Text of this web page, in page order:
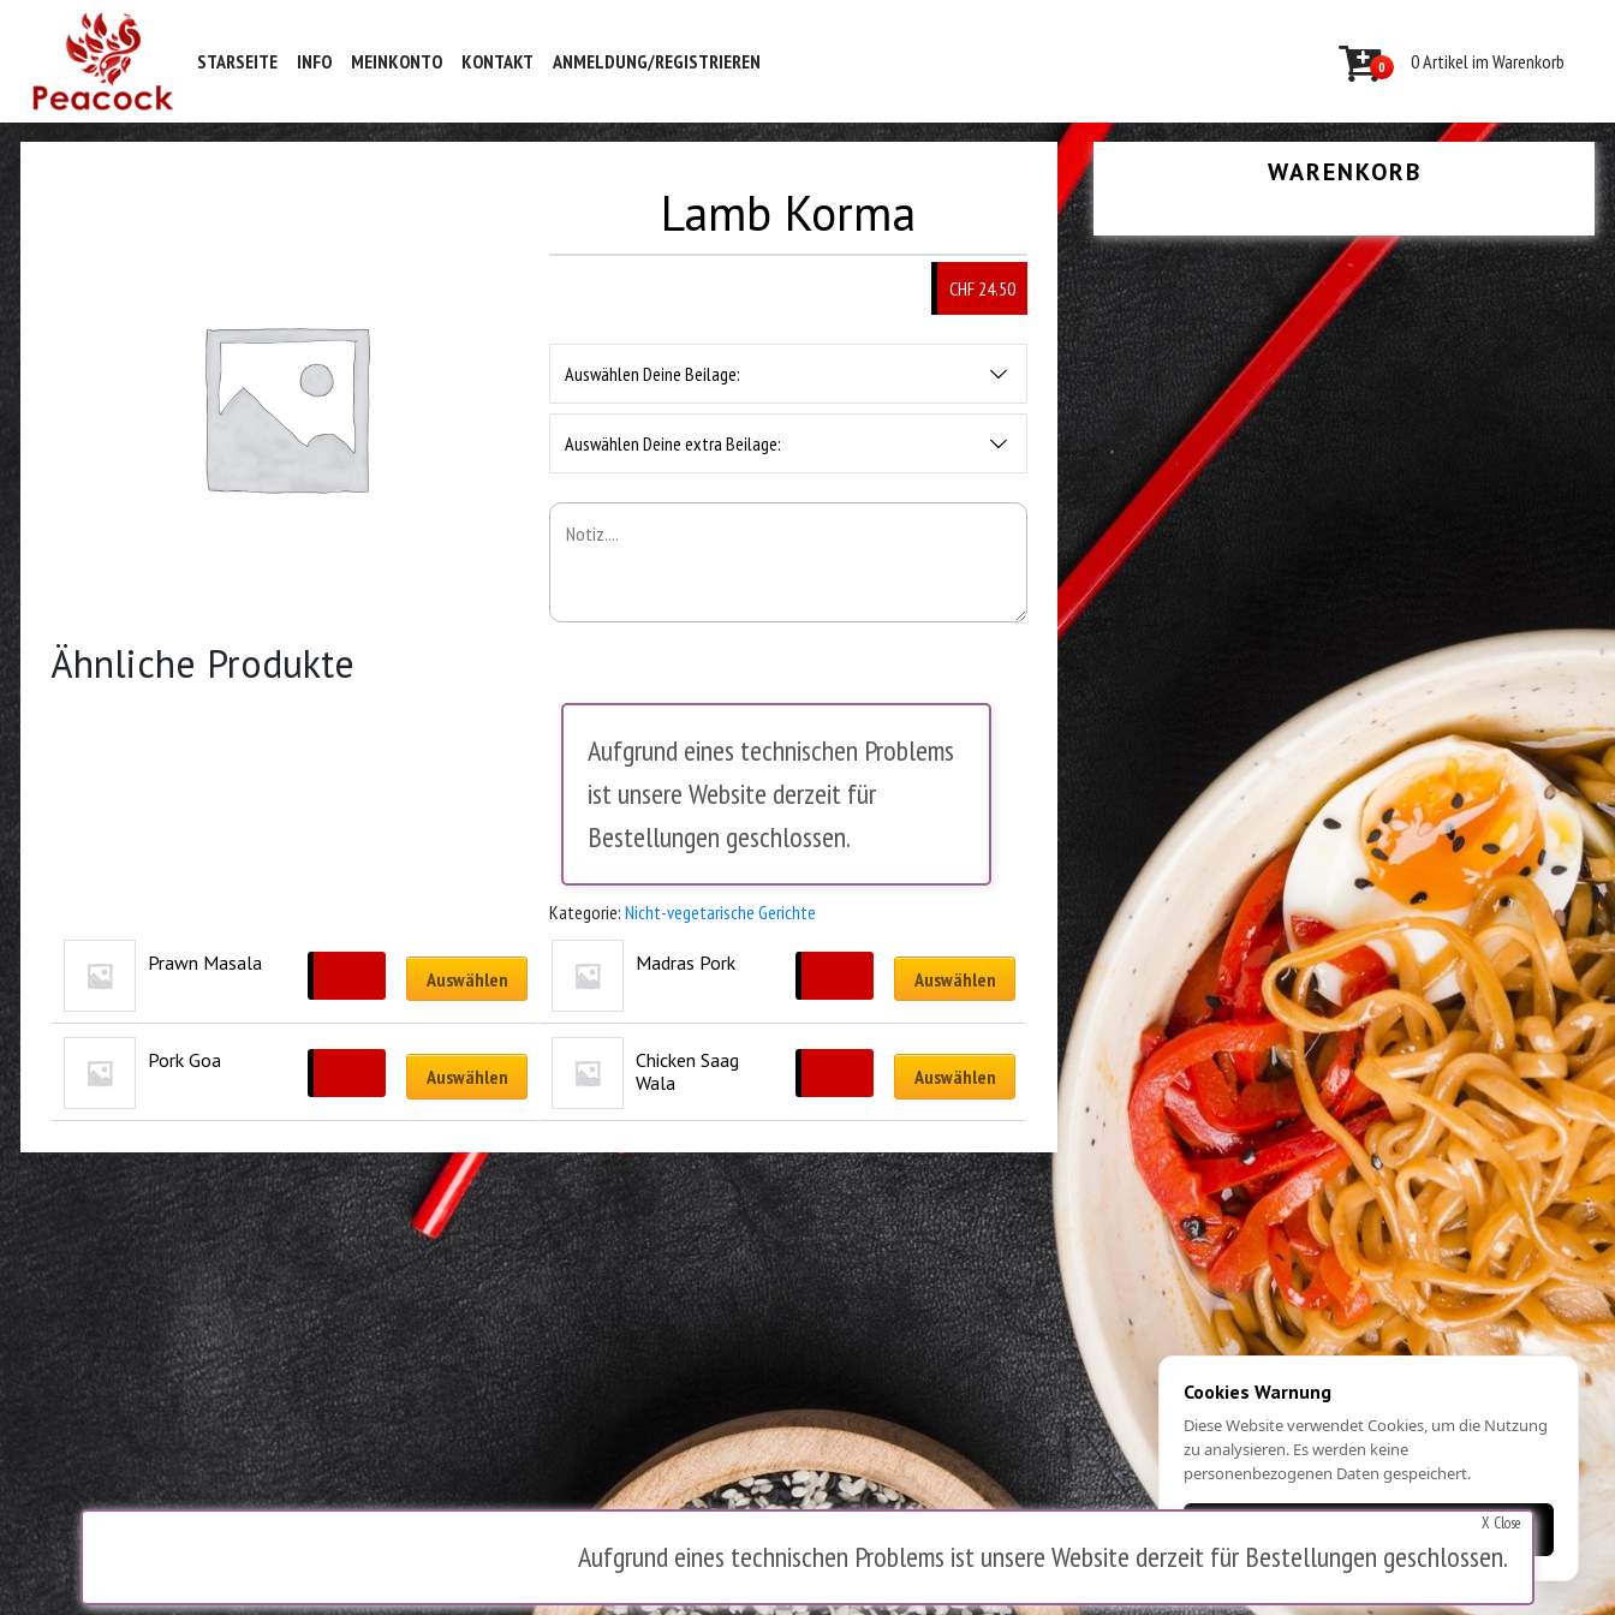
STARSEITE INFO MEINKONTO KONTAKT ANMELDUNG/REGISTRIEREN 0 0 Artikel im Warenkorb
Lamb Korma
CHF 24.50
Auswählen Deine Beilage:
Auswählen Deine extra Beilage:
Aufgrund eines technischen Problems
ist unsere Website derzeit für
Bestellungen geschlossen.
Kategorie: Nicht-vegetarische Gerichte
Ähnliche Produkte
Prawn Masala
Auswählen
Madras Pork
Auswählen
Pork Goa
Auswählen
Chicken Saag
Wala
Auswählen
WARENKORB
Cookies Warnung
Diese Website verwendet Cookies, um die Nutzung
zu analysieren. Es werden keine
personenbezogenen Daten gespeichert.
X Close
Aufgrund eines technischen Problems ist unsere Website derzeit für Bestellungen geschlossen.